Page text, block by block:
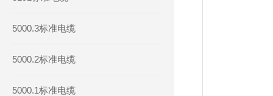
5000.3标准电缆
5000.2标准电缆
5000.1标准电缆